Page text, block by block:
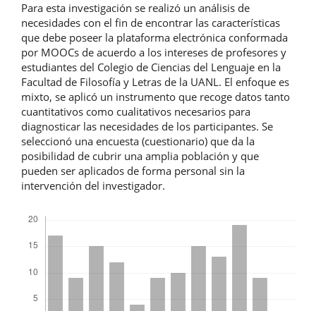
Para esta investigación se realizó un análisis de
necesidades con el fin de encontrar las características
que debe poseer la plataforma electrónica conformada
por MOOCs de acuerdo a los intereses de profesores y
estudiantes del Colegio de Ciencias del Lenguaje en la
Facultad de Filosofía y Letras de la UANL. El enfoque es
mixto, se aplicó un instrumento que recoge datos tanto
cuantitativos como cualitativos necesarios para
diagnosticar las necesidades de los participantes. Se
seleccionó una encuesta (cuestionario) que da la
posibilidad de cubrir una amplia población y que
pueden ser aplicados de forma personal sin la
intervención del investigador.